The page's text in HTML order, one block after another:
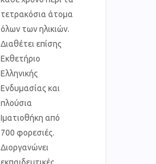
τετρακόσια άτομα
όλων των ηλικιών.
Διαθέτει επίσης
Εκθετήριο
Ελληνικής
Ενδυμασίας και
πλούσια
Ιματιοθήκη από
700 φορεσιές.
Διοργανώνει
εκπαιδευτικές,